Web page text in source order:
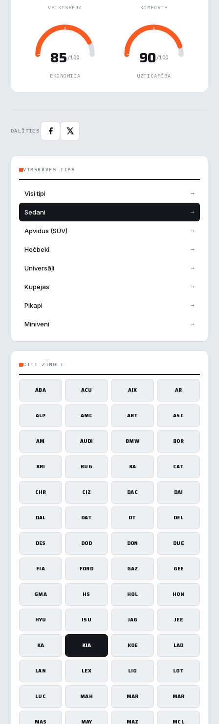
VEIKTSPĒJA KOMFORTS
85 /100
EKONOMIJA
90 /100
UZTICAMĪBA
DALĪTIES
VIRSBŪVES TIPS
Visi tipi →
Sedani →
Apvidus (SUV) →
Hečbeki →
Universāļi →
Kupejas →
Pikapi →
Miniveni →
CITI ZĪMOLI
ABA ACU AIX AR
ALP AMC ART ASC
AM AUDI BMW BOR
BRI BUG BA CAT
CHR CIZ DAC DAI
DAL DAT DT DEL
DES DOD DON DUE
FIA FORD GAZ GEE
GMA HS HOL HON
HYU ISU JAG JEE
KA KIA KOE LAD
LAN LEX LIG LOT
LUC MAH MAR MAR
MAS MAY MAZ MCL